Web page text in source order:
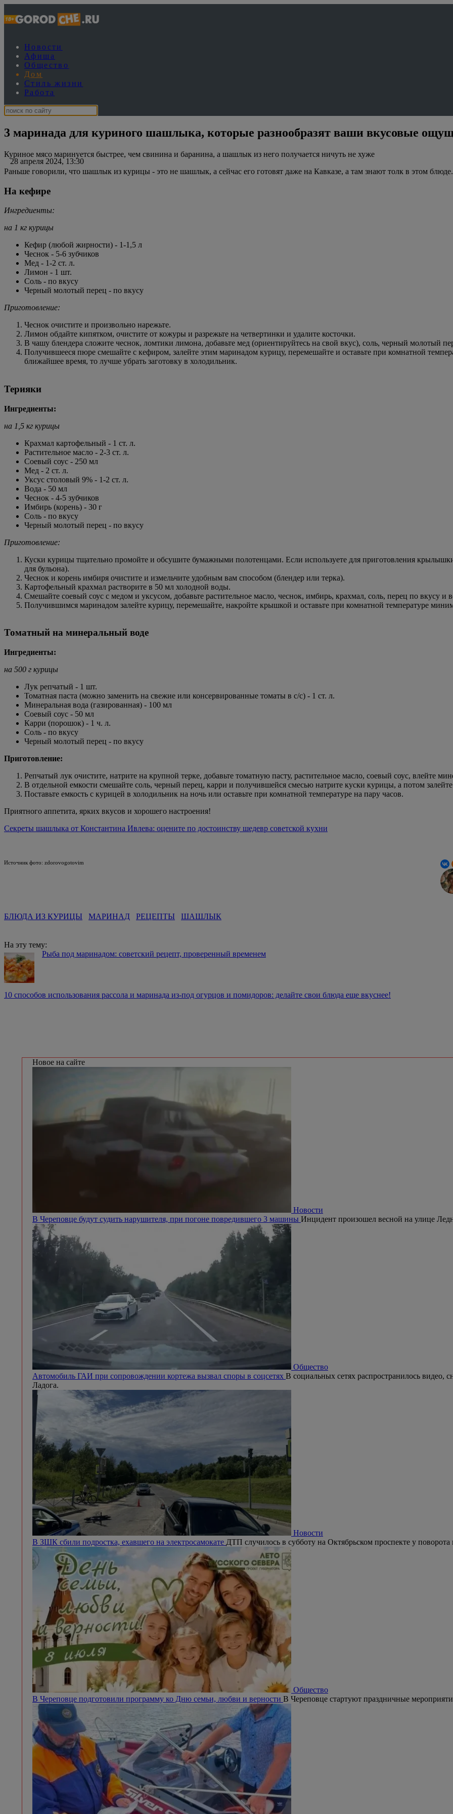
Новости
Афиша
Общество
Дом
Стиль жизни
Работа
3 маринада для куриного шашлыка, которые разнообразят ваши вкусовые
28 апреля 2024, 13:30
Куриное мясо маринуется быстрее, чем свинина и баранина, а шашлык из него получается ничуть не хуже
Раньше говорили, что шашлык из курицы - это не шашлык, а сейчас его готовят даже на Кавказе, а там знают толк в этом блюде.
На кефире
Ингредиенты:
на 1 кг курицы
Кефир (любой жирности) - 1-1,5 л
Чеснок - 5-6 зубчиков
Мед - 1-2 ст. л.
Лимон - 1 шт.
Соль - по вкусу
Черный молотый перец - по вкусу
Приготовление:
Чеснок очистите и произвольно нарежьте.
Лимон обдайте кипятком, очистите от кожуры и разрежьте на четвертинки и удалите косточки.
В чашу блендера сложите чеснок, ломтики лимона, добавьте мед (ориентируйтесь на свой вкус), соль, черный молотый
Получившееся пюре смешайте с кефиром, залейте этим маринадом курицу, перемешайте и оставьте при комнатной
ближайшее время, то лучше убрать заготовку в холодильник.
Терияки
Ингредиенты:
на 1,5 кг курицы
Крахмал картофельный - 1 ст. л.
Растительное масло - 2-3 ст. л.
Соевый соус - 250 мл
Мед - 2 ст. л.
Уксус столовый 9% - 1-2 ст. л.
Вода - 50 мл
Чеснок - 4-5 зубчиков
Имбирь (корень) - 30 г
Соль - по вкусу
Черный молотый перец - по вкусу
Приготовление:
Куски курицы тщательно промойте и обсушите бумажными полотенцами. Если используете для приготовления
для бульона).
Чеснок и корень имбиря очистите и измельчите удобным вам способом (блендер или терка).
Картофельный крахмал растворите в 50 мл холодной воды.
Смешайте соевый соус с медом и уксусом, добавьте растительное масло, чеснок, имбирь, крахмал, соль, перец по вкусу и
Получившимся маринадом залейте курицу, перемешайте, накройте крышкой и оставьте при комнатной температуре
Томатный на минеральный воде
Ингредиенты:
на 500 г курицы
Лук репчатый - 1 шт.
Томатная паста (можно заменить на свежие или консервированные томаты в с/с) - 1 ст. л.
Минеральная вода (газированная) - 100 мл
Соевый соус - 50 мл
Карри (порошок) - 1 ч. л.
Соль - по вкусу
Черный молотый перец - по вкусу
Приготовление:
Репчатый лук очистите, натрите на крупной терке, добавьте томатную пасту, растительное масло, соевый соус, влейте
В отдельной емкости смешайте соль, черный перец, карри и получившейся смесью натрите куски курицы, а потом
Поставьте емкость с курицей в холодильник на ночь или оставьте при комнатной температуре на пару часов.
Приятного аппетита, ярких вкусов и хорошего настроения!
Секреты шашлыка от Константина Ивлева: оцените по достоинству шедевр советской кухни
Источник фото: zdorovogotovim
БЛЮДА ИЗ КУРИЦЫ МАРИНАД РЕЦЕПТЫ ШАШЛЫК
На эту тему:
Рыба под маринадом: советский рецепт, проверенный временем
10 способов использования рассола и маринада из-под огурцов и помидоров: делайте свои блюда еще вкуснее!
Новое на сайте
Новости
В Череповце будут судить нарушителя, при погоне повредившего 3 машины Инцидент произошел весной на улице
Общество
Автомобиль ГАИ при сопровождении кортежа вызвал споры в соцсетях В социальных сетях распространилось видео,
Ладога.
Новости
В ЗШК сбили подростка, ехавшего на электросамокате ДТП случилось в субботу на Октябрьском проспекте у поворота
Общество
В Череповце подготовили программу ко Дню семьи, любви и верности В Череповце стартуют праздничные